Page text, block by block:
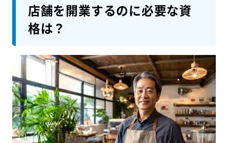
店舗を開業するのに必要な資
格は？